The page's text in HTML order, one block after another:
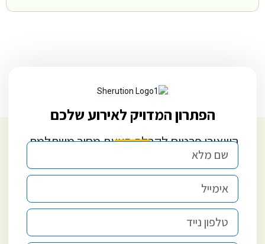
הפתרון המדויק לאירוע שלכם
השאירו פרטים לקבלת הצעת מחיר משתלמת